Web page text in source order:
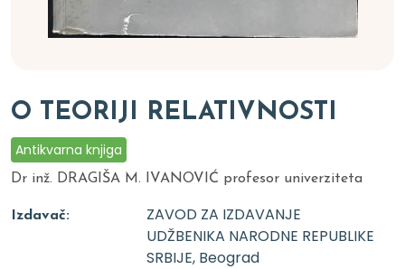
O TEORIJI RELATIVNOSTI
Antikvarna knjiga
Dr inž. DRAGIŠA M. IVANOVIĆ profesor univerziteta
Izdavač:
ZAVOD ZA IZDAVANJE
UDŽBENIKA NARODNE REPUBLIKE
SRBIJE, Beograd